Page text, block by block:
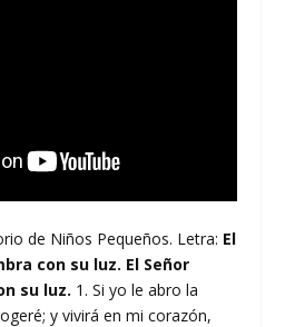
de Niños Pequeños. Letra: El
con su luz. El Señor
su luz. 1. Si yo le abro la
y vivirá en mi corazón,